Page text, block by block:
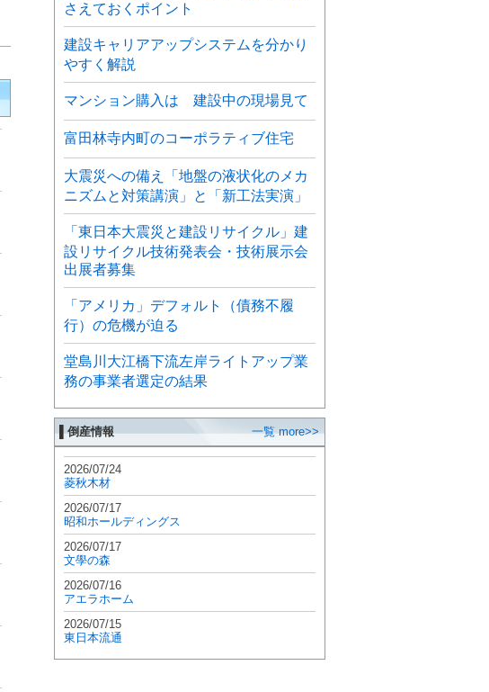
さえておくポイント
建設キャリアアップシステムを分かり
やすく解説
マンション購入は 建設中の現場見て
富田林寺内町のコーポラティブ住宅
大震災への備え「地盤の液状化のメカ
ニズムと対策講演」と「新工法実演」
「東日本大震災と建設リサイクル」建
設リサイクル技術発表会・技術展示会
出展者募集
「アメリカ」デフォルト（債務不履
行）の危機が迫る
堂島川大江橋下流左岸ライトアップ業
務の事業者選定の結果
▌倒産情報 一覧 more>>
2026/07/24
菱秋木材
2026/07/17
昭和ホールディングス
2026/07/17
文學の森
2026/07/16
アエラホーム
2026/07/15
東日本流通